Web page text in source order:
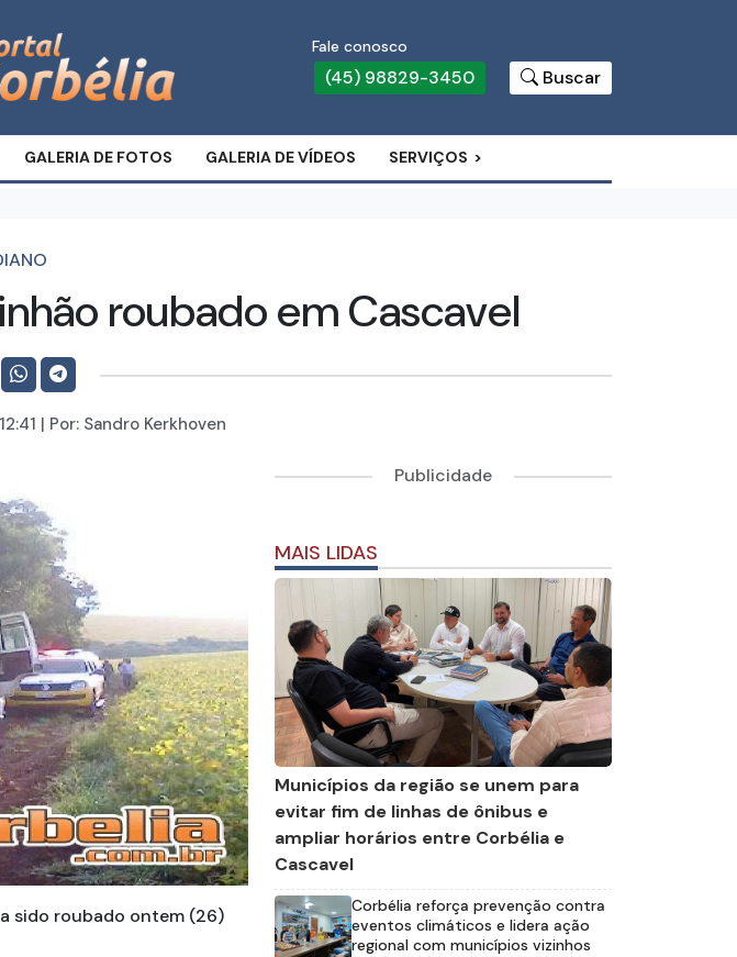
Fale conosco
(45) 98829-3450 Buscar
GALERIA DE FOTOS GALERIA DE VÍDEOS SERVIÇOS
roubado em Cascavel
| Por: Sandro Kerkhoven
sido roubado ontem (26)
Publicidade
MAIS LIDAS
Municípios da região se unem para
evitar fim de linhas de ônibus e
ampliar horários entre Corbélia e
Cascavel
Corbélia reforça prevenção contra
eventos climáticos e lidera ação
regional com municípios vizinhos